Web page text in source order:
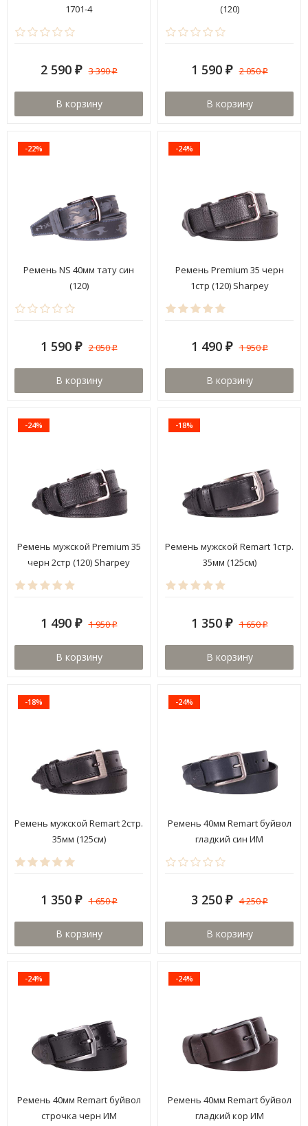
1701-4
2 590 ₽ 3 390₽
В корзину
(120)
1 590 ₽ 2 050₽
В корзину
-22%
Ремень NS 40мм тату син
(120)
1 590 ₽ 2 050₽
В корзину
-24%
Ремень Premium 35 черн
1стр (120) Sharpey
1 490 ₽ 1 950₽
В корзину
-24%
Ремень мужской Premium 35
черн 2стр (120) Sharpey
1 490 ₽ 1 950₽
В корзину
-18%
Ремень мужской Remart 1стр.
35мм (125см)
1 350 ₽ 1 650₽
В корзину
-18%
Ремень мужской Remart 2стр.
35мм (125см)
1 350 ₽ 1 650₽
В корзину
-24%
Ремень 40мм Remart буйвол
гладкий син ИМ
3 250 ₽ 4 250₽
В корзину
-24%
Ремень 40мм Remart буйвол
строчка черн ИМ
-24%
Ремень 40мм Remart буйвол
гладкий кор ИМ